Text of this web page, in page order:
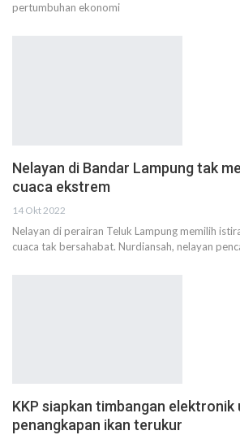
pertumbuhan ekonomi
Nelayan di Bandar Lampung tak
cuaca ekstrem
14 Okt 2022
Nelayan di perairan Teluk Lampung memilih
cuaca tak bersahabat. Nurdiansah, nelayan
KKP siapkan timbangan
penangkapan ikan terukur